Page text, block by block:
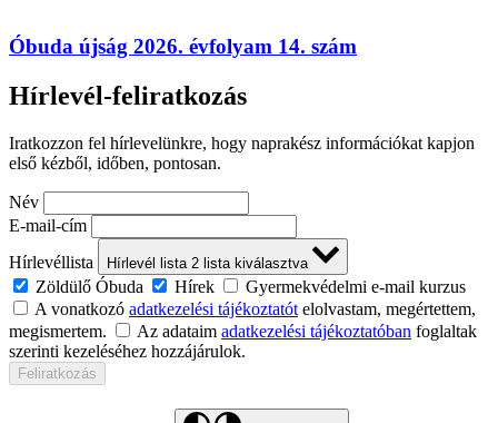
Óbuda újság 2026. évfolyam 14. szám
Hírlevél-feliratkozás
Iratkozzon fel hírlevelünkre, hogy naprakész információkat kapjon
első kézből, időben, pontosan.
Név
E-mail-cím
Hírlevéllista
Hírlevél lista 2 lista kiválasztva
Zöldülő Óbuda Hírek
Gyermekvédelmi e-mail kurzus
A vonatkozó adatkezelési tájékoztatót elolvastam, megértettem,
megismertem.
Az adataim adatkezelési tájékoztatóban foglaltak
szerinti kezeléséhez hozzájárulok.
Feliratkozás